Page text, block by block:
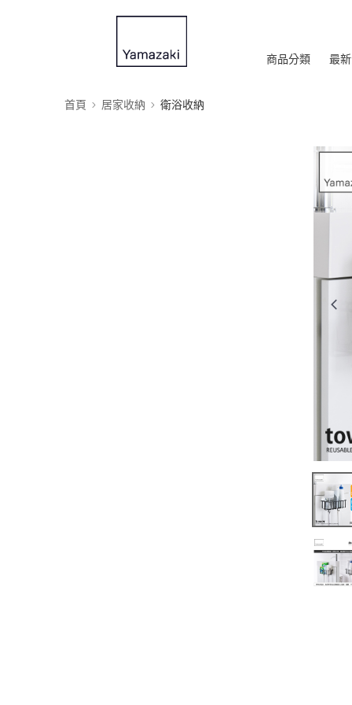
商品分類 最
首頁 居家收納 衛浴收納